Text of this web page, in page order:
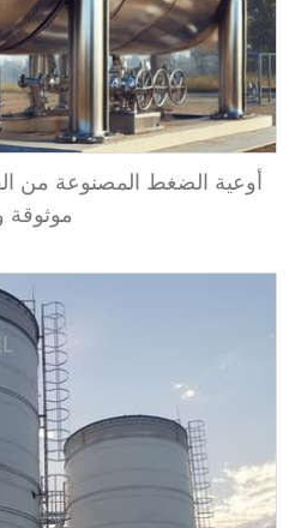
أوعية الضغط المصنوعة من
موثوقة